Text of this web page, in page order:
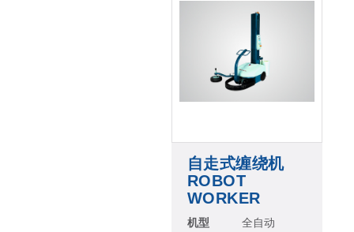
自走式缠绕机
ROBOT
WORKER
机型
全自动